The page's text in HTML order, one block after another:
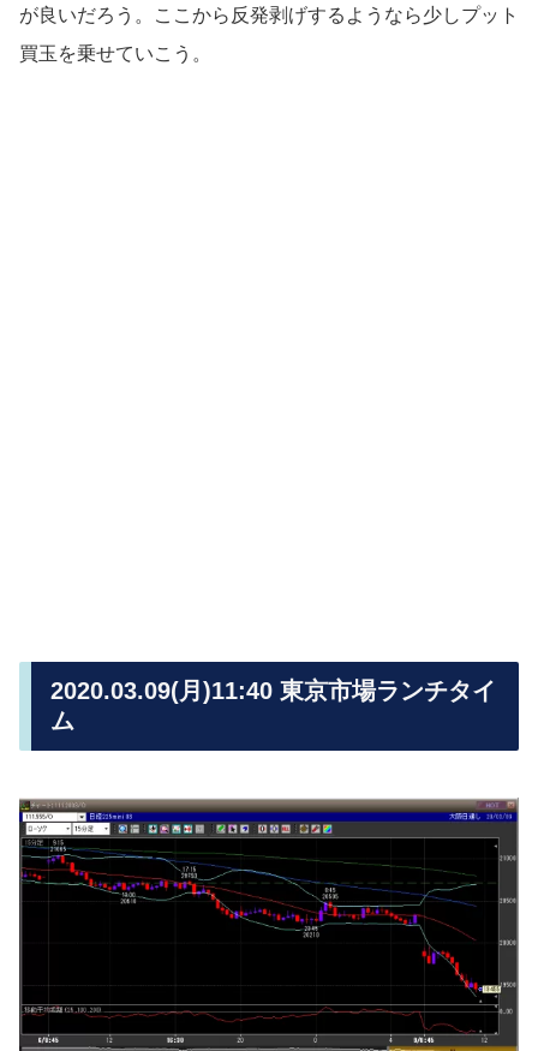
が良いだろう。ここから反発剥げするようなら少しプット
買玉を乗せていこう。
2020.03.09(月)11:40 東京市場ランチタイ
ム